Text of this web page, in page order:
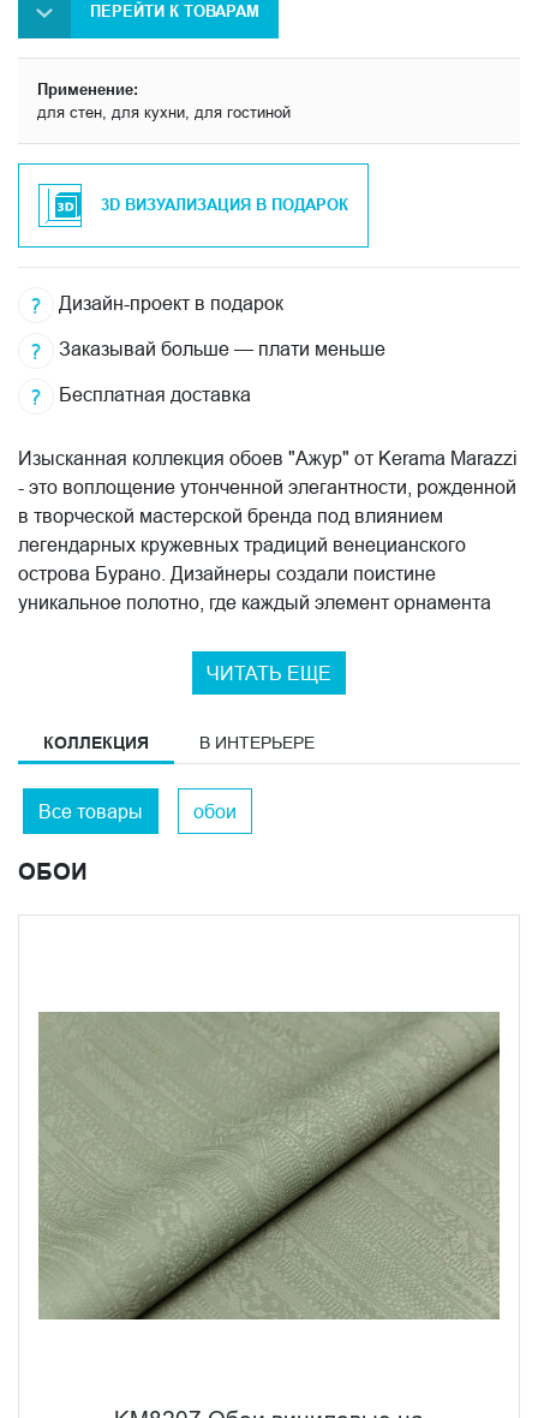
ПЕРЕЙТИ К ТОВАРАМ
Применение:
для стен, для кухни, для гостиной
3D ВИЗУАЛИЗАЦИЯ В ПОДАРОК
Дизайн-проект в подарок
Заказывай больше — плати меньше
Бесплатная доставка
Изысканная коллекция обоев "Ажур" от Kerama Marazzi
- это воплощение утонченной элегантности, рожденной
в творческой мастерской бренда под влиянием
легендарных кружевных традиций венецианского
острова Бурано. Дизайнеры создали поистине
уникальное полотно, где каждый элемент орнамента
позволила мастерам воссоздать удивительную
фактуру, напоминающую драгоценную ткань ручной
работы. Деликатный рельеф поверхности создает
завораживающую игру света и тени, добавляя
фрагмент узора словно соткан искусными руками
сочетание нежности и характера. Четыре пастельных
оттенка станут идеальным фоном для создания уютной
атмосферы, в то время как насыщенный серый,
глубокий шалфейный и роскошный оттенок "дикой
вишни" привносят в интерьер яркие акценты
современности. Такое разнообразие позволяет
создавать как спокойные, умиротворяющие
пространства, так и динамичные, выразительные
интерьерные решения.
Коллекция "Ажур" - это безупречный выбор для тех, кто
ценит традиционное мастерство в современной
итальянской изысканности и утонченного стиля. Они
ЧИТАТЬ ЕЩЕ
КОЛЛЕКЦИЯ В ИНТЕРЬЕРЕ
Все товары обои
ОБОИ